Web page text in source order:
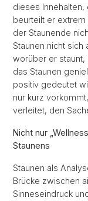
dieses Innehalten,
beurteilt er extrem
der Staunende
Staunen nicht sich
worüber er staunt,
das Staunen
positiv gedeutet
nur kurz
verleitet, den
Nicht nur
Staunens
Staunen als
Brücke zwischen
Sinneseindruck